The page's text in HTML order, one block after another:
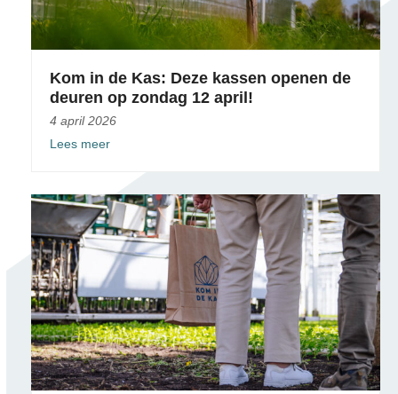
Kom in de Kas: Deze kassen openen de
deuren op zondag 12 april!
4 april 2026
Lees meer